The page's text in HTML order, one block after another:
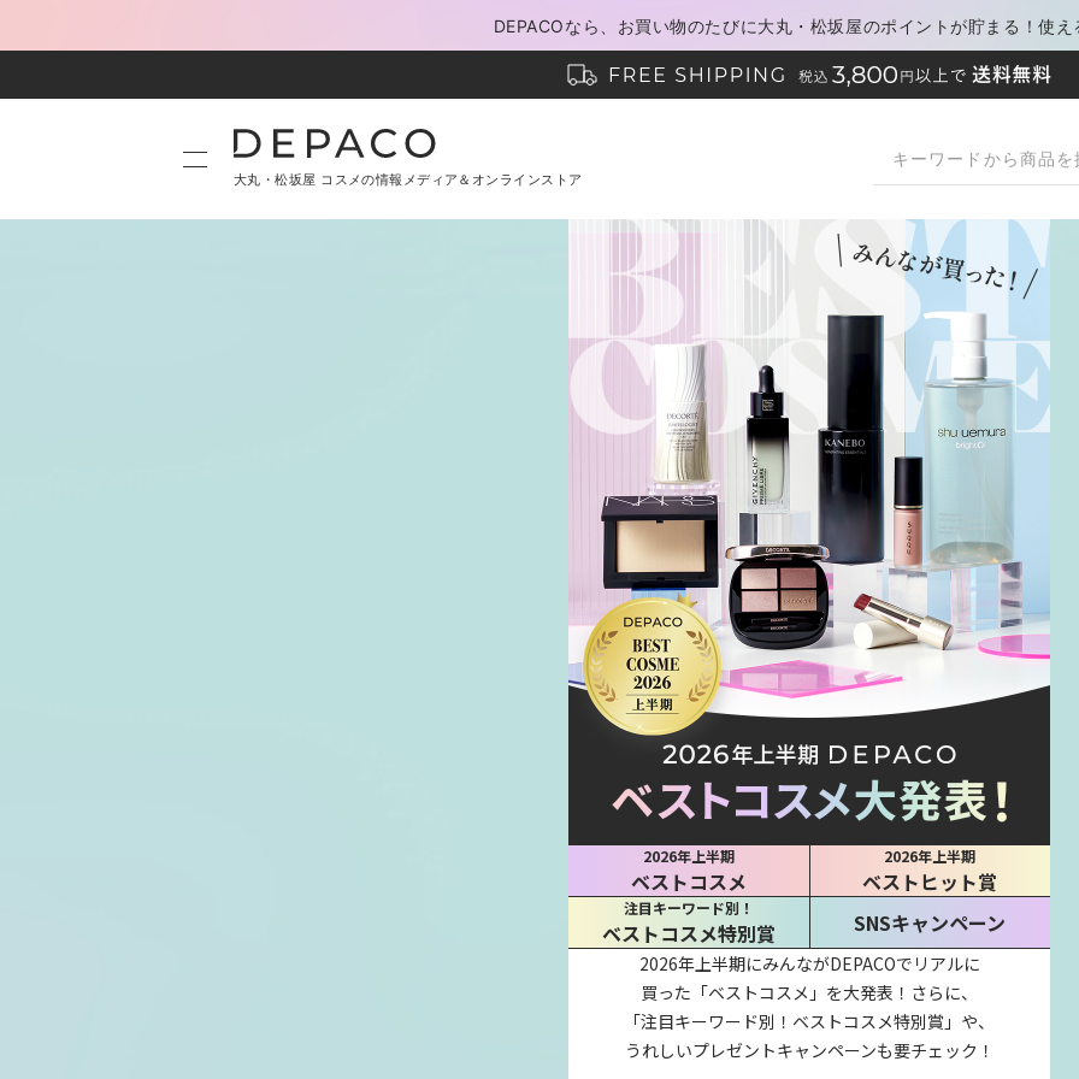
DEPACOなら、お買い物のたびに大丸・松坂屋のポイントが貯まる！使え
大丸・松坂屋 コスメの情報メディア＆オンラインストア
2026年上半期
ベストコスメ
2026年上半期
ベストヒット賞
注目キーワード別！
ベストコスメ特別賞 SNSキャンペーン
2026年上半期にみんながDEPACOでリアルに
買った「ベストコスメ」を大発表！さらに、
「注目キーワード別！ベストコスメ特別賞」や、
うれしいプレゼントキャンペーンも要チェック！